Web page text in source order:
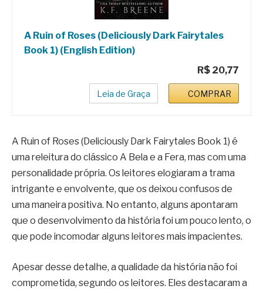
A Ruin of Roses (Deliciously Dark Fairytales
Book 1) (English Edition)
R$ 20,77
Leia de Graça COMPRAR
A Ruin of Roses (Deliciously Dark Fairytales Book 1) é
uma releitura do clássico A Bela e a Fera, mas com uma
personalidade própria. Os leitores elogiaram a trama
intrigante e envolvente, que os deixou confusos de
uma maneira positiva. No entanto, alguns apontaram
que o desenvolvimento da história foi um pouco lento, o
que pode incomodar alguns leitores mais impacientes.
Apesar desse detalhe, a qualidade da história não foi
comprometida, segundo os leitores. Eles destacaram a